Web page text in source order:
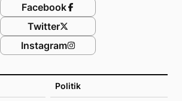
Politik
Facebook
Twitter
Instagram